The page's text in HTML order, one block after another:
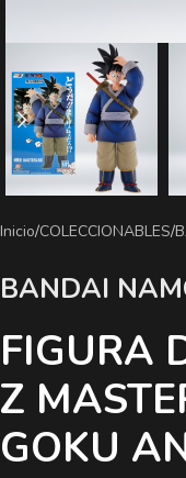
Inicio/COLECCIONABLES/
BANDAI
FIGURA
Z
GOKU